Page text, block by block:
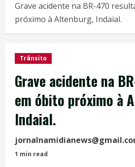
Grave acidente na BR-470
próximo à Altenburg, Indaial.
Trânsito
Grave acidente na
em óbito próximo à
Indaial.
1 min read